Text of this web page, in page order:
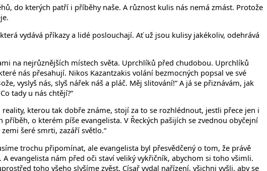
do kterých patří i příběhy naše. A různost kulis nás nemá zmást. Protože
vydává příkazy a lidé poslouchají. Ať už jsou kulisy jakékoliv, odehrává
na nejrůznějších místech světa. Uprchlíků před chudobou. Uprchlíků
nás přesahují. Nikos Kazantzakis volání bezmocných popsal ve své
vyslyš nás, slyš nářek náš a pláč. Měj slitování!“ A já se přiznávám, jak
tady u nás chtějí?“
kterou tak dobře známe, stojí za to se rozhlédnout, jestli přece jen i
o kterém píše evangelista. V Řeckých pašijích se zvednou obyčejní
šeré smrti, zazáří světlo.“
trochu připomínat, ale evangelista byl přesvědčený o tom, že právě
evangelista nám před oči staví veliký vykřičník, abychom si toho všimli.
toho všeho slyšíme zvěst. Císař vydal nařízení, všichni vyšli, aby se